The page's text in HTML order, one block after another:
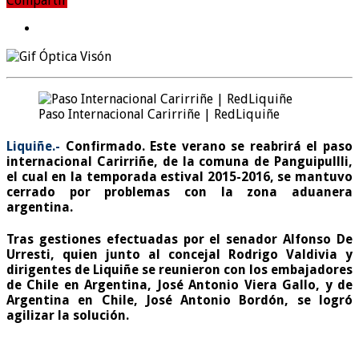
Paso Internacional Carirriñe | RedLiquiñe
Liquiñe.- Confirmado. Este verano se reabrirá el paso
internacional Carirriñe, de la comuna de Panguipullli,
el cual en la temporada estival 2015-2016, se mantuvo
cerrado por problemas con la zona aduanera
argentina.
Tras gestiones efectuadas por el senador Alfonso De
Urresti, quien junto al concejal Rodrigo Valdivia y
dirigentes de Liquiñe se reunieron con los embajadores
de Chile en Argentina, José Antonio Viera Gallo, y de
Argentina en Chile, José Antonio Bordón, se logró
agilizar la solución.